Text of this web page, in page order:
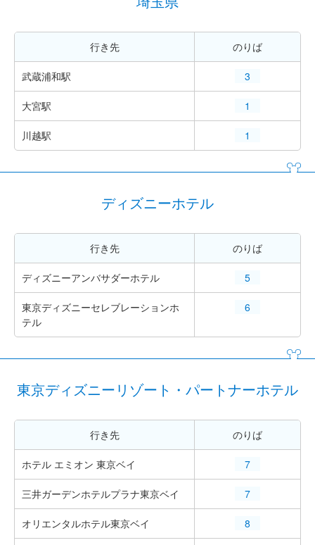
行き先 のりば
武蔵浦和駅 3
大宮駅 1
川越駅 1
ディズニーホテル
行き先 のりば
ディズニーアンバサダーホテル 5
東京ディズニーセレブレーションホ
テル
6
東京ディズニーリゾート・パートナーホテル
行き先 のりば
ホテル エミオン 東京ベイ 7
三井ガーデンホテルプラナ東京ベイ 7
オリエンタルホテル東京ベイ 8